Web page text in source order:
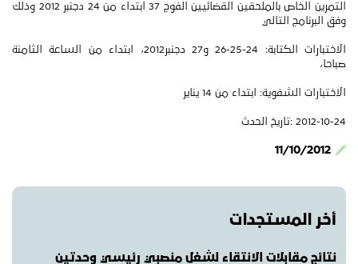
التمرين الخاص بالملحقين القضائيين الفوج 37 ابتداء من 24 دجنبر 2012 وذلك
وفق البرنامج التالي
الاختبارات الكتابة: 24-25-26 و27 دجنبر2012، ابتداء من الساعة الثامنة
صباحا،
الاختبارات الشفوية: ابتداء من 14 يناير
2012-10-24 :تاريخ الحدث
11/10/2012
أخر المستجدات
نتائج مقابلات الانتقاء لشغل منصبي رئيسي وحدتين